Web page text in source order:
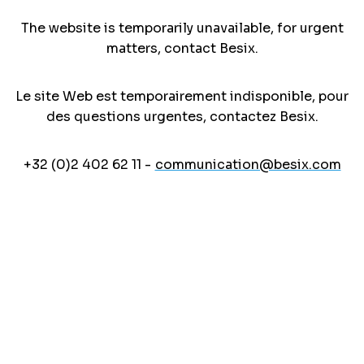
The website is temporarily unavailable, for urgent
matters, contact Besix.
Le site Web est temporairement indisponible, pour
des questions urgentes, contactez Besix.
+32 (0)2 402 62 11 - communication@besix.com